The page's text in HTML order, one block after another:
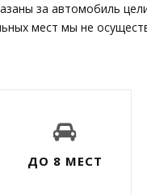
за автомобиль
мест мы не
ДО 8 МЕСТ